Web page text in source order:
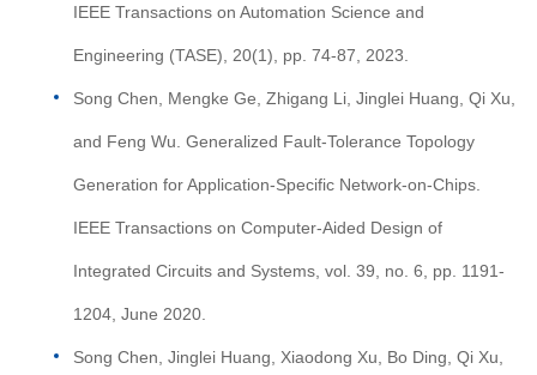
IEEE Transactions on Automation Science and
Engineering (TASE), 20(1), pp. 74-87, 2023.
Song Chen, Mengke Ge, Zhigang Li, Jinglei Huang, Qi Xu,
and Feng Wu. Generalized Fault-Tolerance Topology
Generation for Application-Specific Network-on-Chips.
IEEE Transactions on Computer-Aided Design of
Integrated Circuits and Systems, vol. 39, no. 6, pp. 1191-
1204, June 2020.
Song Chen, Jinglei Huang, Xiaodong Xu, Bo Ding, Qi Xu,